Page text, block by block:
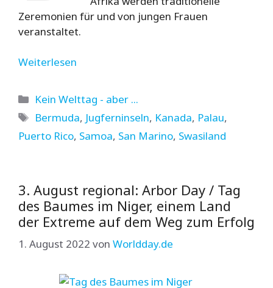
Zeremonien für und von jungen Frauen
veranstaltet.
Weiterlesen
Kategorien
Kein Welttag - aber ...
Schlagwörter
Bermuda, Jugferninseln, Kanada, Palau,
Puerto Rico, Samoa, San Marino, Swasiland
3. August regional: Arbor Day / Tag
des Baumes im Niger, einem Land
der Extreme auf dem Weg zum Erfolg
1. August 2022 von Worldday.de